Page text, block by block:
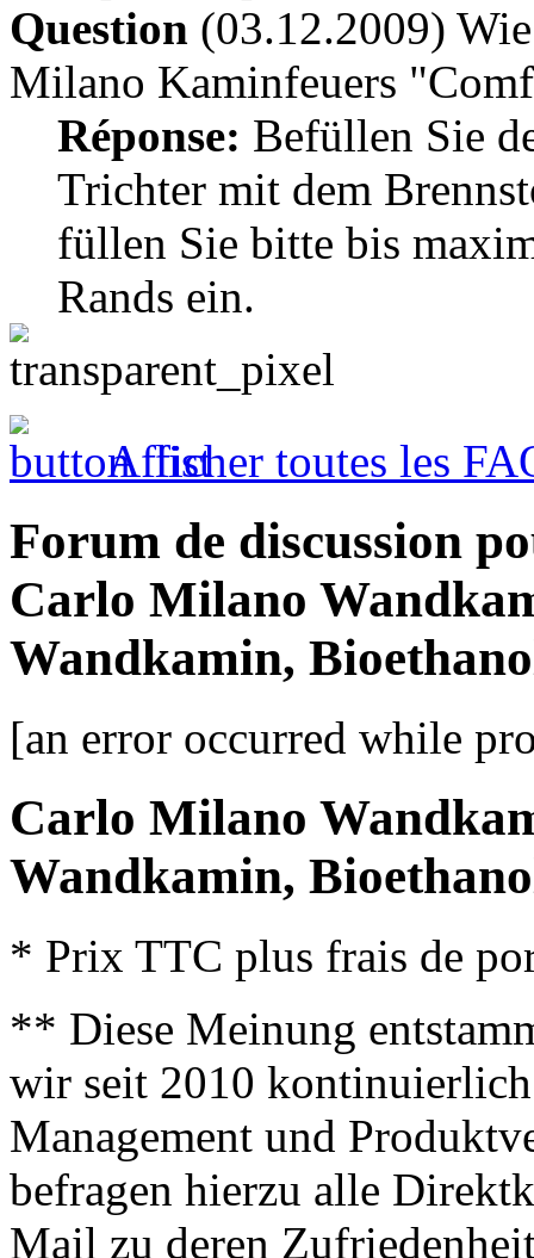
Question (03.12.2009)
Milano Kaminfeuers
Réponse: Befüllen Sie
Trichter mit dem
füllen Sie bitte bis
Rands ein.
Afficher toutes les
Forum de discussion
Carlo Milano
Wandkamin,
[an error occurred while
Carlo Milano
Wandkamin,
* Prix TTC plus frais de
** Diese Meinung
wir seit 2010
Management und
befragen hierzu alle
Mail zu deren